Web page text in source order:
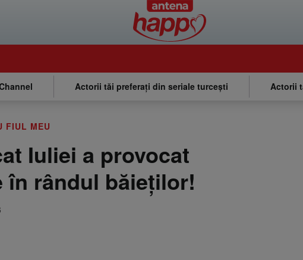
Actorii tăi preferați din seriale turcești Actorii
FIUL MEU
Iuliei a provocat
în rândul băieţilor!